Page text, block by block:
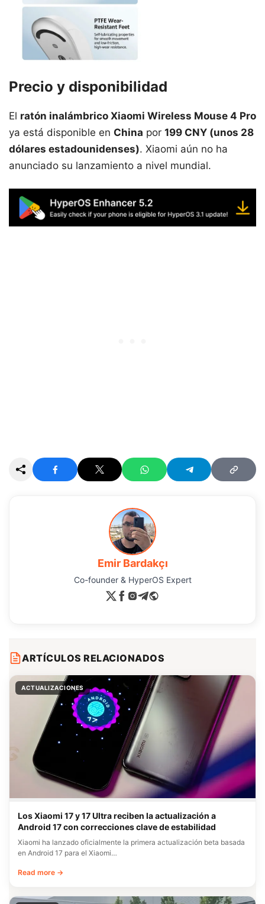
Precio y disponibilidad
El ratón inalámbrico Xiaomi Wireless Mouse 4 Pro
ya está disponible en China por 199 CNY (unos 28
dólares estadounidenses). Xiaomi aún no ha
anunciado su lanzamiento a nivel mundial.
Emir Bardakçı
Co-founder & HyperOS Expert
ARTÍCULOS RELACIONADOS
ACTUALIZACIONES
Los Xiaomi 17 y 17 Ultra reciben la actualización a
Android 17 con correcciones clave de estabilidad
Xiaomi ha lanzado oficialmente la primera actualización beta basada
en Android 17 para el Xiaomi…
Read more →